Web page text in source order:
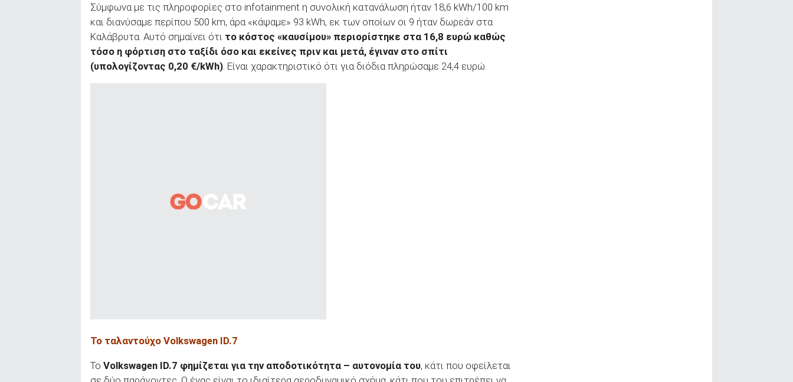
Σύμφωνα με τις πληροφορίες στο infotainment η συνολική κατανάλωση ήταν 18,6 kWh/100 km
και διανύσαμε περίπου 500 km, άρα «κάψαμε» 93 kWh, εκ των οποίων οι 9 ήταν δωρεάν στα
Καλάβρυτα. Αυτό σημαίνει ότι το κόστος «καυσίμου» περιορίστηκε στα 16,8 ευρώ καθώς
τόσο η φόρτιση στο ταξίδι όσο και εκείνες πριν και μετά, έγιναν στο σπίτι
(υπολογίζοντας 0,20 €/kWh) . Είναι χαρακτηριστικό ότι για διόδια πληρώσαμε 24,4 ευρώ.
Το ταλαντούχο Volkswagen ID.7
Το Volkswagen ID.7 φημίζεται για την αποδοτικότητα – αυτονομία του, κάτι που οφείλεται